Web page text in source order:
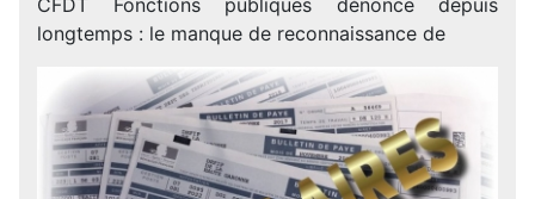
longtemps : le manque de reconnaissance de